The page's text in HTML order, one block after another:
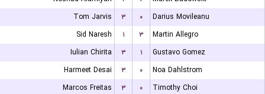
Tom Jarvis
۳ ۰
Darius Movileanu
Sid Naresh
۱ ۳
Martin Allegro
Iulian Chirita
۳ ۱
Gustavo Gomez
Harmeet Desai
۳ ۰
Noa Dahlstrom
Marcos Freitas
۳ ۰
Timothy Choi